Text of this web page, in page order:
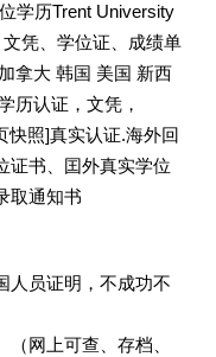
学历Trent University
凭、学位证、成绩单
拿大 韩国 美国 新西
历认证，文凭，
快照]真实认证.海外回
证书、囯外真实学位
取通知书
人员证明，不成功不
网上可查、存档、